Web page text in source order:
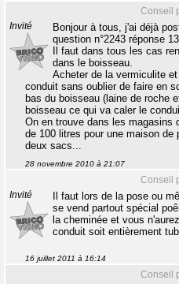
Conseil
Invité
Bonjour à tous, j'ai déjà
question n°2243 réponse
Il faut dans tous les cas
dans le boisseau.
Acheter de la vermiculite
conduit sans oublier de faire en
bas du boisseau (laine de roche
boisseau ce qui va caler le
On en trouve dans les magasins
de 100 litres pour une maison de
deux sacs...
28 novembre 2010 à 21:07
Conseil
Invité
Il faut lors de la pose ou
se vend partout spécial
la cheminée et vous
conduit soit entièrement
16 juillet 2011 à 16:14
Conseil